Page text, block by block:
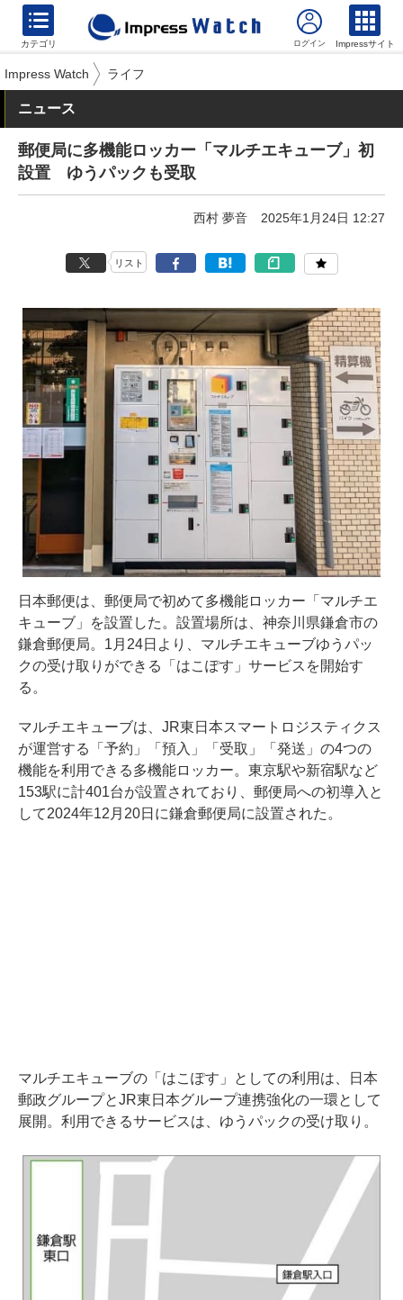
カテゴリ Impressサイト
Impress Watch ライフ
ニュース
郵便局に多機能ロッカー「マルチエキューブ」初
設置 ゆうパックも受取
西村 夢音 2025年1月24日 12:27
リスト
日本郵便は、郵便局で初めて多機能ロッカー「マルチエ
キューブ」を設置した。設置場所は、神奈川県鎌倉市の
鎌倉郵便局。1月24日より、マルチエキューブゆうパッ
クの受け取りができる「はこぽす」サービスを開始す
る。
マルチエキューブは、JR東日本スマートロジスティクス
が運営する「予約」「預入」「受取」「発送」の4つの
機能を利用できる多機能ロッカー。東京駅や新宿駅など
153駅に計401台が設置されており、郵便局への初導入と
して2024年12月20日に鎌倉郵便局に設置された。
マルチエキューブの「はこぽす」としての利用は、日本
郵政グループとJR東日本グループ連携強化の一環として
展開。利用できるサービスは、ゆうパックの受け取り。